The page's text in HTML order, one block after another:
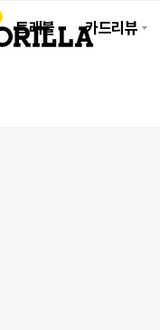
트래블 카드리뷰